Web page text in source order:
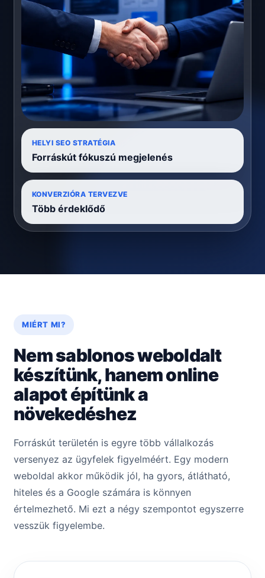
HELYI SEO STRATÉGIA
Forráskút fókuszú megjelenés
KONVERZIÓRA TERVEZVE
Több érdeklődő
MIÉRT MI?
Nem sablonos weboldalt
készítünk, hanem online
alapot építünk a
növekedéshez
Forráskút területén is egyre több vállalkozás
versenyez az ügyfelek figyelméért. Egy modern
weboldal akkor működik jól, ha gyors, átlátható,
hiteles és a Google számára is könnyen
értelmezhető. Mi ezt a négy szempontot egyszerre
vesszük figyelembe.